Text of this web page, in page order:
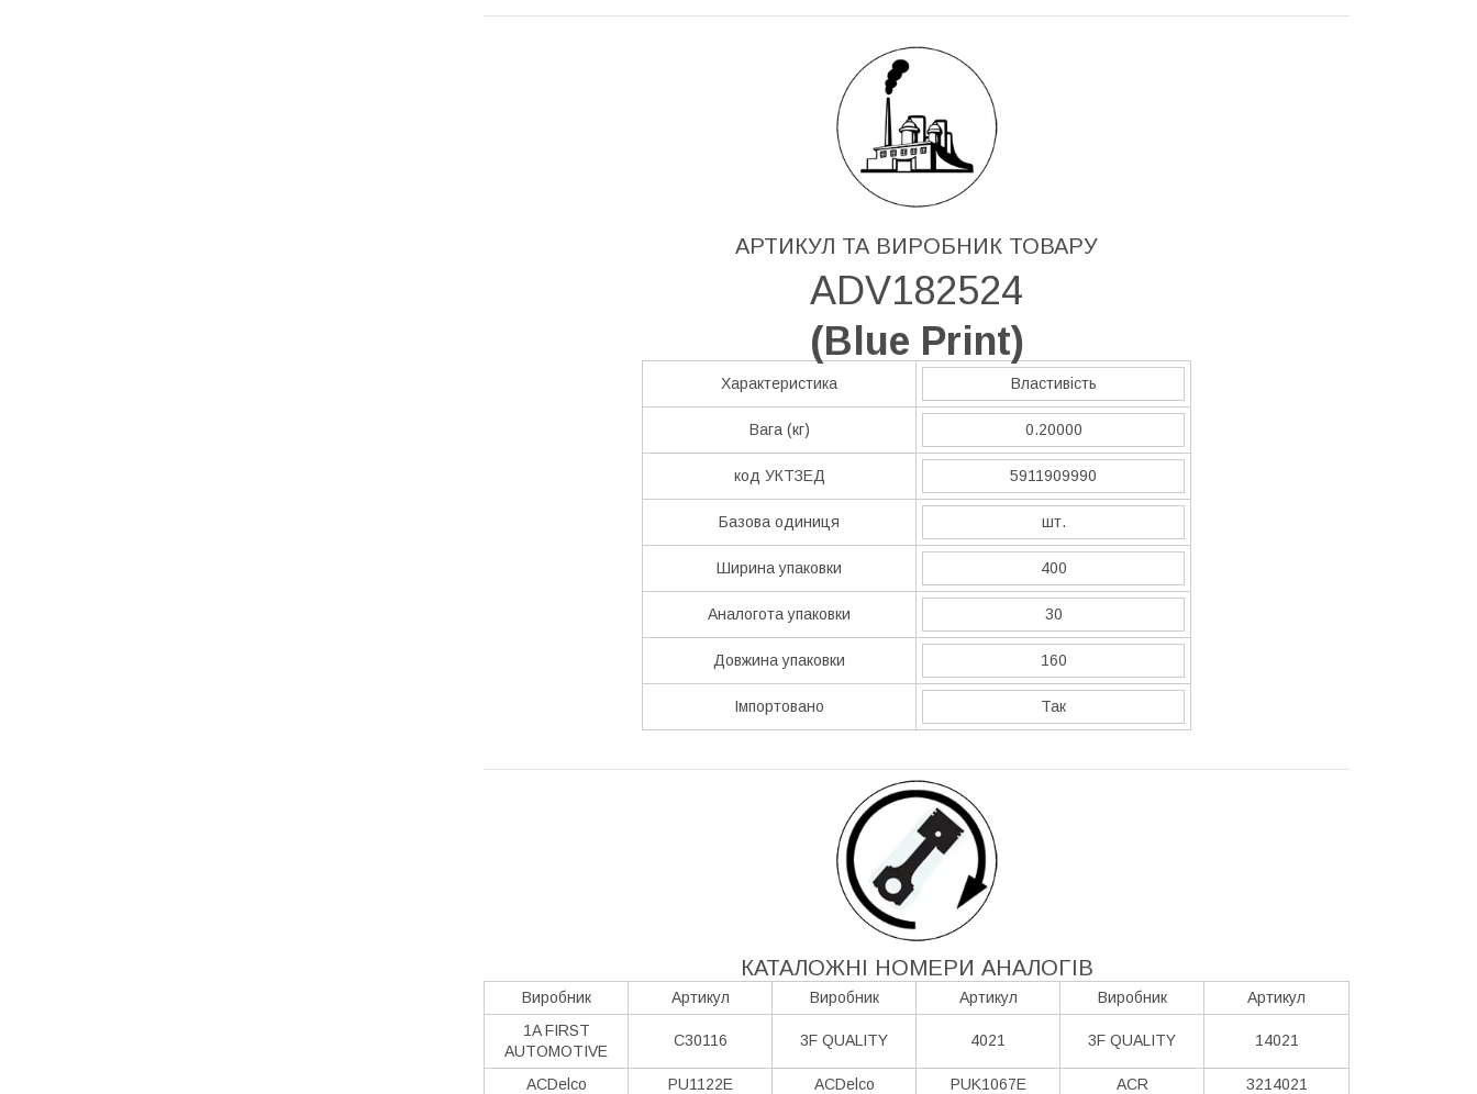
АРТИКУЛ ТА ВИРОБНИК ТОВАРУ
ADV182524
(Blue Print)
Характеристика Властивість
Вага (кг) 0.20000
код УКТЗЕД 5911909990
Базова одиниця шт.
Ширина упаковки 400
Аналогота упаковки 30
Довжина упаковки 160
Імпортовано Так
КАТАЛОЖНІ НОМЕРИ АНАЛОГІВ
Виробник Артикул Виробник Артикул Виробник
Артикул
1A FIRST
AUTOMOTIVE
C30116 3F QUALITY 4021 3F QUALITY 14021
ACDelco PU1122E ACDelco PUK1067E ACR 3214021